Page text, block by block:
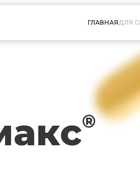
ГЛАВНАЯДЛЯ
®